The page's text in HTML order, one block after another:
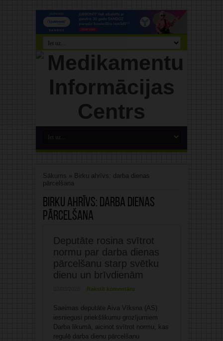
Sākums » Birku ahrīvs: darba dienas
pārcelšana
Birku ahrīvs: darba dienas
pārcelšana
Deputāte rosina svītrot
normu par darba dienas
pārcelšanu starp svētku
dienu un brīvdienām
Rakstīt komentāru
Saeimas deputāte Aiva Vīksna (AS)
iesniegusi priekšlikumu grozījumiem
Darba likumā, aicinot svītrot normu, kas
regulē darba dienu pārcelšanu